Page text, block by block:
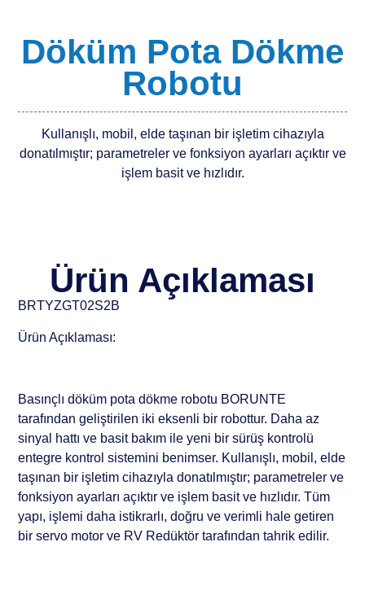
Döküm Pota Dökme
Robotu
Kullanışlı, mobil, elde taşınan bir işletim cihazıyla
donatılmıştır; parametreler ve fonksiyon ayarları açıktır ve
işlem basit ve hızlıdır.
Ürün Açıklaması
BRTYZGT02S2B
Ürün Açıklaması:
Basınçlı döküm pota dökme robotu BORUNTE
tarafından geliştirilen iki eksenli bir robottur. Daha az
sinyal hattı ve basit bakım ile yeni bir sürüş kontrolü
entegre kontrol sistemini benimser. Kullanışlı, mobil, elde
taşınan bir işletim cihazıyla donatılmıştır; parametreler ve
fonksiyon ayarları açıktır ve işlem basit ve hızlıdır. Tüm
yapı, işlemi daha istikrarlı, doğru ve verimli hale getiren
bir servo motor ve RV Redüktör tarafından tahrik edilir.